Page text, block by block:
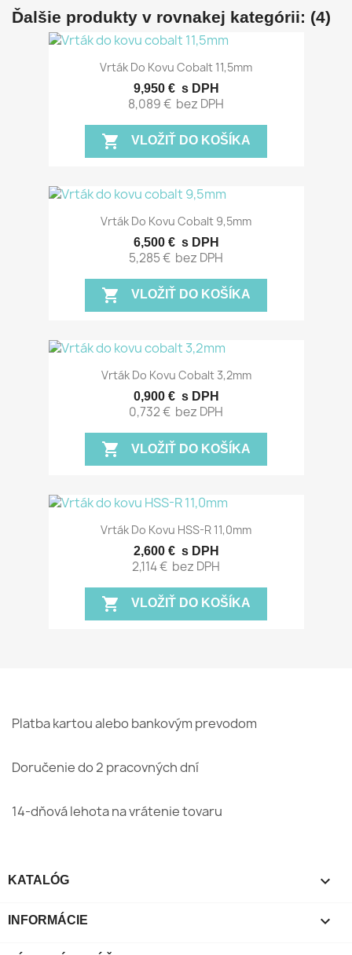
Ďalšie produkty v rovnakej kategórii: (4)
Vrták Do Kovu Cobalt 11,5mm
9,950 € s DPH
8,089 € bez DPH
shopping_cart VLOŽIŤ DO KOŠÍKA
Vrták Do Kovu Cobalt 9,5mm
6,500 € s DPH
5,285 € bez DPH
shopping_cart VLOŽIŤ DO KOŠÍKA
Vrták Do Kovu Cobalt 3,2mm
0,900 € s DPH
0,732 € bez DPH
shopping_cart VLOŽIŤ DO KOŠÍKA
Vrták Do Kovu HSS-R 11,0mm
2,600 € s DPH
2,114 € bez DPH
shopping_cart VLOŽIŤ DO KOŠÍKA
Platba kartou alebo bankovým prevodom
Doručenie do 2 pracovných dní
14-dňová lehota na vrátenie tovaru
KATALÓG 
INFORMÁCIE 